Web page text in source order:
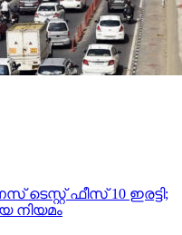
ഫീസ് 10 ഇരട്ടി;
നിയമം